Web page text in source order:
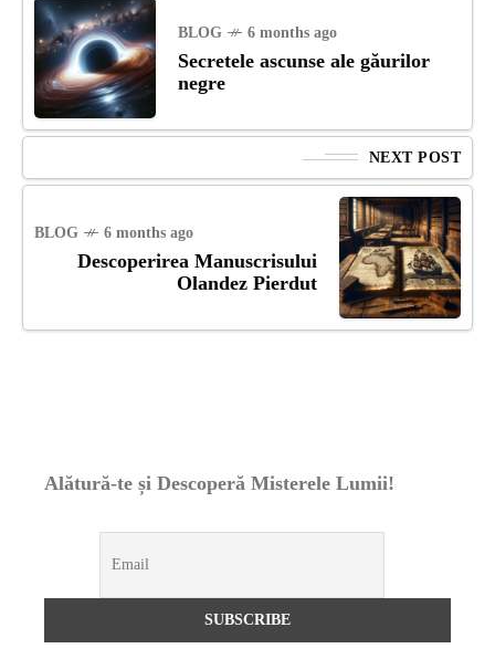
BLOG 6 months ago
Secretele ascunse ale găurilor
negre
NEXT POST
BLOG 6 months ago
Descoperirea Manuscrisului
Olandez Pierdut
Alătură-te și Descoperă Misterele Lumii!